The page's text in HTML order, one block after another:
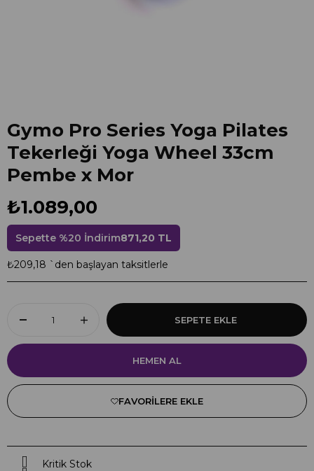
Gymo Pro Series Yoga Pilates
Tekerleği Yoga Wheel 33cm
Pembe x Mor
₺1.089,00
Sepette %20 İndirim871,20 TL
₺209,18 `den başlayan taksitlerle
FAVORILERE EKLE
Kritik Stok